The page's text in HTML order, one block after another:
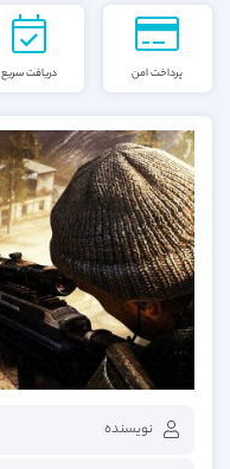
پرداخت امن دریافت سریع
نویسنده